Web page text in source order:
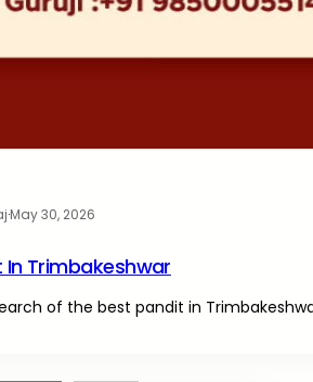
·May 30, 2026
In Trimbakeshwar
of the best pandit in